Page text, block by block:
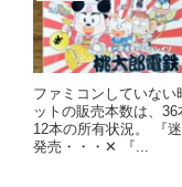
ファミコンしていな
ットの販売本数は、
12本の所有状況。 『
発売・・・✕ 『...